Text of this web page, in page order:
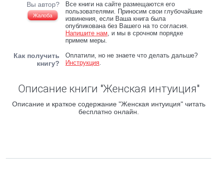
Вы автор?
Жалоба
Все книги на сайте размещаются его
пользователями. Приносим свои глубочайшие
извинения, если Ваша книга была
опубликована без Вашего на то согласия.
Напишите нам, и мы в срочном порядке
примем меры.
Как получить
книгу?
Оплатили, но не знаете что делать дальше?
Инструкция.
Описание книги "Женская интуиция"
Описание и краткое содержание "Женская интуиция" читать
бесплатно онлайн.